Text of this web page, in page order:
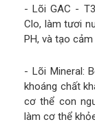
- Lõi GAC -
Clo, làm tươi
PH, và tạo
- Lõi Mineral:
khoáng chất
cơ thể con
làm cơ thể